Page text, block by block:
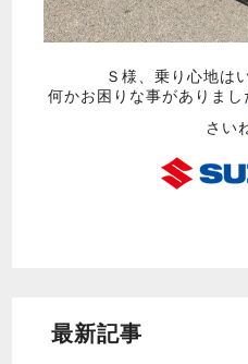
Ｓ様、乗り心地は
何かお困りな事がありま
さい
最新記事